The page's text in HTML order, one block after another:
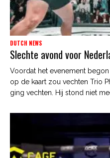
DUTCH NEWS
Slechte avond voor
Voordat het evenement
op de kaart zou vechten Trio
ging vechten. Hij stond niet